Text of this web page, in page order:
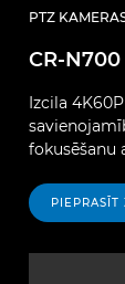
PTZ
CR-N700
Izcila
fokusēšanu
PIEPRASĪT